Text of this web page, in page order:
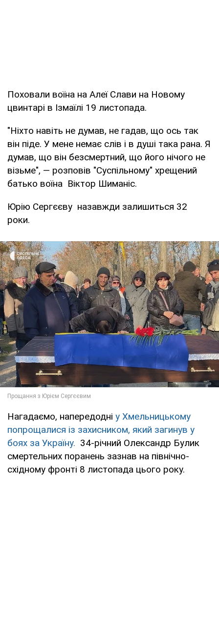
Поховали воїна на Алеї Слави на Новому
цвинтарі в Ізмаїлі 19 листопада.
"Ніхто навіть не думав, не гадав, що ось так
він піде. У мене немає слів і в душі така рана. Я
думав, що він безсмертний, що його нічого не
візьме", — розповів "Суспільному" хрещений
батько воїна Віктор Шиманіс.
Юрію Сергєєву назавжди залишиться 32
роки.
Нагадаємо, напередодні у Хмельницькому
попрощалися із захисником, який загинув у
боях за Україну. 34-річний Олександр Булик
смертельних поранень зазнав на північно-
східному фронті 8 листопада цього року.